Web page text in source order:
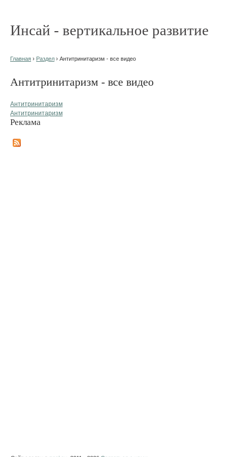
Инсай - вертикальное развитие
Главная › Раздел › Антитринитаризм - все видео
Антитринитаризм - все видео
Антитринитаризм
Антитринитаризм
Реклама